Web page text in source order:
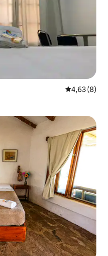
Évaluation
4,63 (8)